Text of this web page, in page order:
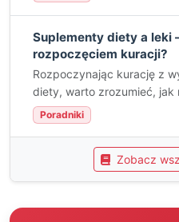
Suplementy diety a leki
rozpoczęciem kuracji?
Rozpoczynając kurację z
diety, warto zrozumieć, jak
Poradniki
Zobacz